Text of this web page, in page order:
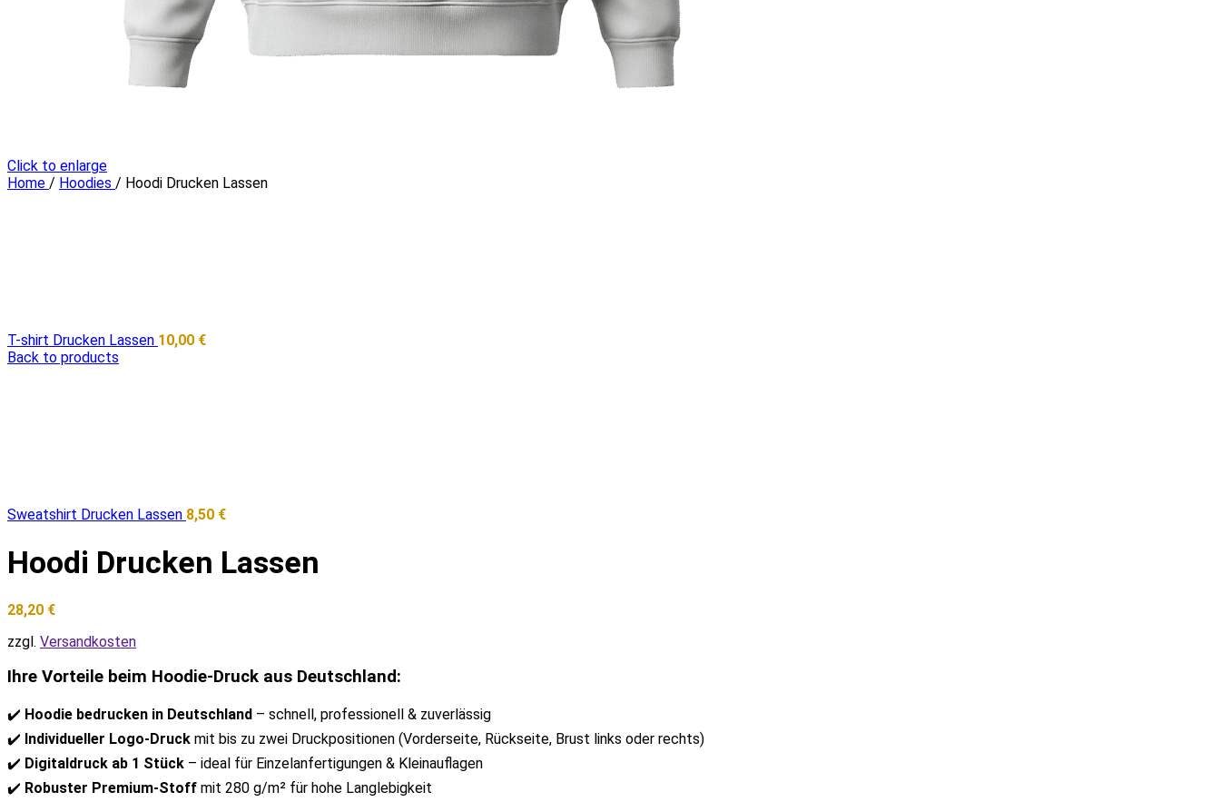
Click to enlarge
Home / Hoodies / Hoodi Drucken Lassen
T-shirt Drucken Lassen 10,00 €
Back to products
Sweatshirt Drucken Lassen 8,50 €
Hoodi Drucken Lassen
28,20 €
zzgl. Versandkosten
Ihre Vorteile beim Hoodie-Druck aus Deutschland:
✔️ Hoodie bedrucken in Deutschland – schnell, professionell & zuverlässig
✔️ Individueller Logo-Druck mit bis zu zwei Druckpositionen (Vorderseite, Rückseite, Brust links oder rechts)
✔️ Digitaldruck ab 1 Stück – ideal für Einzelanfertigungen & Kleinauflagen
✔️ Robuster Premium-Stoff mit 280 g/m² für hohe Langlebigkeit